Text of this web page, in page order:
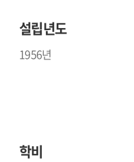
설립년도
1956년
학비